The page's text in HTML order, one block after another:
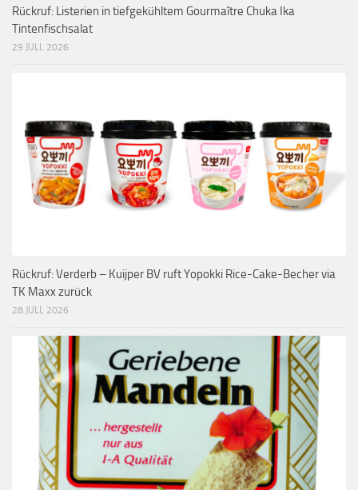
Rückruf: Listerien in tiefgekühltem Gourmaître Chuka Ika
Tintenfischsalat
29 JULI, 2026
Rückruf: Verderb – Kuijper BV ruft Yopokki Rice-Cake-Becher via
TK Maxx zurück
28 JULI, 2026